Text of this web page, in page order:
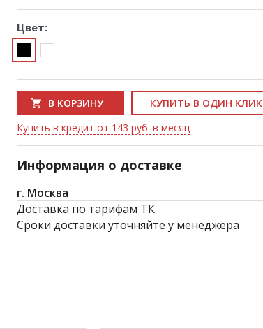
Цвет:
В КОРЗИНУ
КУПИТЬ В ОДИН КЛИК
Купить в кредит от 143 руб. в месяц
Информация о доставке
г. Москва
Доставка по тарифам ТК.
Сроки доставки уточняйте у менеджера